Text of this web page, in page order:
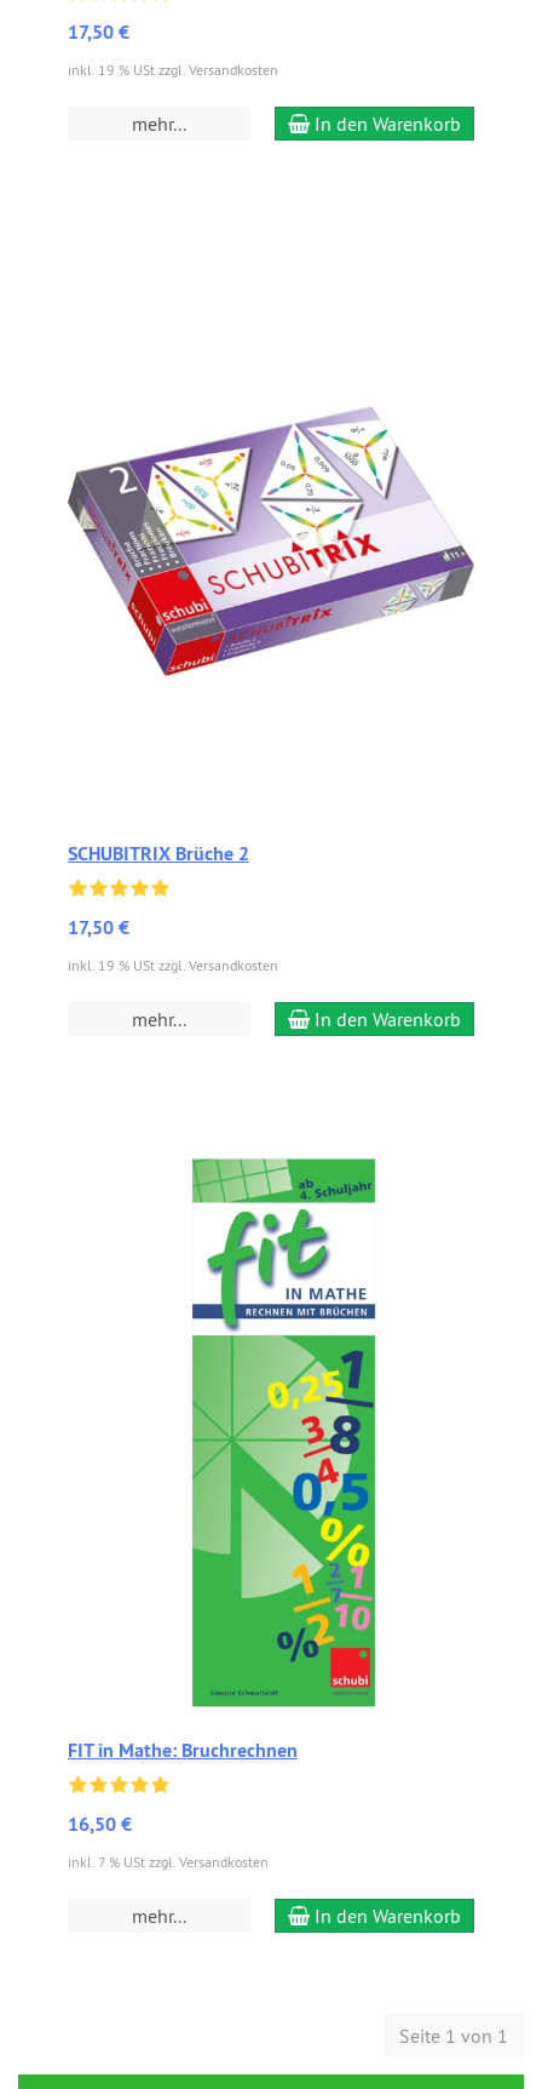
17,50 €
inkl. 19 % USt zzgl. Versandkosten
mehr... In den Warenkorb
SCHUBITRIX Brüche 2
17,50 €
inkl. 19 % USt zzgl. Versandkosten
mehr... In den Warenkorb
FIT in Mathe: Bruchrechnen
16,50 €
inkl. 7 % USt zzgl. Versandkosten
mehr... In den Warenkorb
Seite 1 von 1